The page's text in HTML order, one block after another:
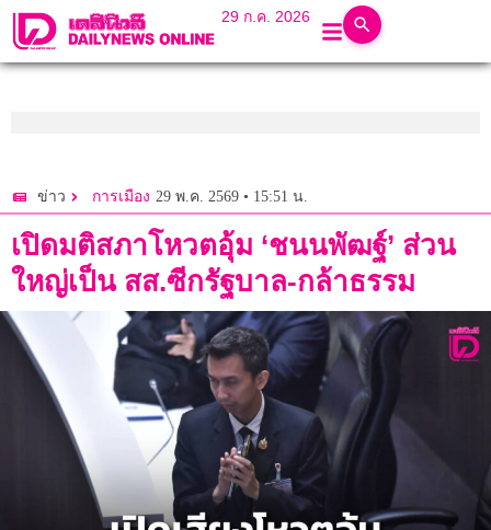
29 ก.ค. 2026
ข่าว การเมือง 29 พ.ค. 2569 • 15:51 น.
เปิดมติสภาโหวตอุ้ม ‘ชนนพัฒฐ์’ ส่วน
ใหญ่เป็น สส.ซีกรัฐบาล-กล้าธรรม